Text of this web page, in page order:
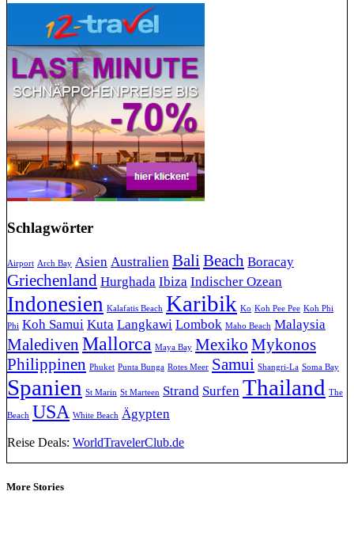
Schlagwörter
Airport Arch Bay Asien Australien BaliBeach Boracay
Griechenland Hurghada Ibiza Indischer Ozean
Indonesien Kalafatis Beach Karibik Ko Koh Pee Pee Koh Phi
Phi Koh Samui Kuta Langkawi Lombok Maho Beach Malaysia
Malediven Mallorca Maya Bay Mexiko Mykonos
Philippinen Phuket Punta Bunga Rotes Meer Samui Shangri-La Soma Bay
Spanien St Marin St Marteen Strand Surfen Thailand The
Beach USA White Beach Ägypten
Reise Deals: WorldTravelerClub.de
More Stories